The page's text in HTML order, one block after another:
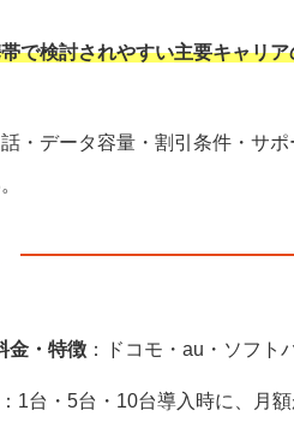
で検討されやすい主要キャリ
・データ容量・割引条件・サ
金・特徴 ：ドコモ・au・ソフト
：1台・5台・10台導入時に、月